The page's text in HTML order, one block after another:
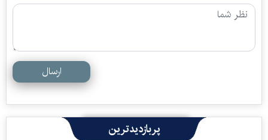
ارسال
پربازدیدترین